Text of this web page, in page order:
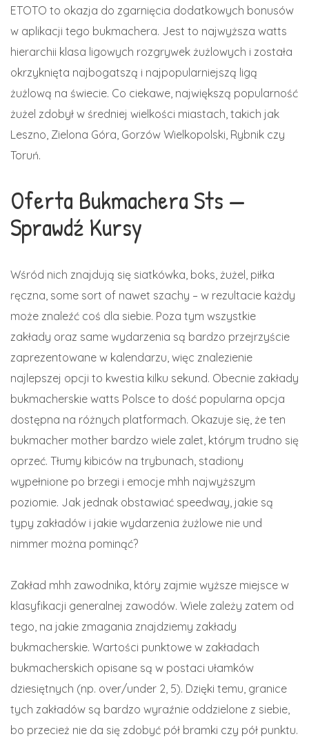
ETOTO to okazja do zgarnięcia dodatkowych bonusów
w aplikacji tego bukmachera. Jest to najwyższa watts
hierarchii klasa ligowych rozgrywek żużlowych i została
okrzyknięta najbogatszą i najpopularniejszą ligą
żużlową na świecie. Co ciekawe, największą popularność
żużel zdobył w średniej wielkości miastach, takich jak
Leszno, Zielona Góra, Gorzów Wielkopolski, Rybnik czy
Toruń.
Oferta Bukmachera Sts —
Sprawdź Kursy
Wśród nich znajdują się siatkówka, boks, żużel, piłka
ręczna, some sort of nawet szachy – w rezultacie każdy
może znaleźć coś dla siebie. Poza tym wszystkie
zakłady oraz same wydarzenia są bardzo przejrzyście
zaprezentowane w kalendarzu, więc znalezienie
najlepszej opcji to kwestia kilku sekund. Obecnie zakłady
bukmacherskie watts Polsce to dość popularna opcja
dostępna na różnych platformach. Okazuje się, że ten
bukmacher mother bardzo wiele zalet, którym trudno się
oprzeć. Tłumy kibiców na trybunach, stadiony
wypełnione po brzegi i emocje mhh najwyższym
poziomie. Jak jednak obstawiać speedway, jakie są
typy zakładów i jakie wydarzenia żużlowe nie und
nimmer można pominąć?
Zakład mhh zawodnika, który zajmie wyższe miejsce w
klasyfikacji generalnej zawodów. Wiele zależy zatem od
tego, na jakie zmagania znajdziemy zakłady
bukmacherskie. Wartości punktowe w zakładach
bukmacherskich opisane są w postaci ułamków
dziesiętnych (np. over/under 2, 5). Dzięki temu, granice
tych zakładów są bardzo wyraźnie oddzielone z siebie,
bo przecież nie da się zdobyć pół bramki czy pół punktu.